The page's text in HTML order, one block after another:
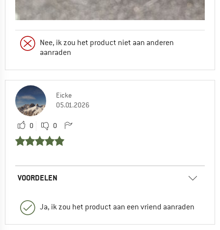
Nee, ik zou het product niet aan anderen
aanraden
Eicke
05.01.2026
0 0
VOORDELEN
Ja, ik zou het product aan een vriend aanraden